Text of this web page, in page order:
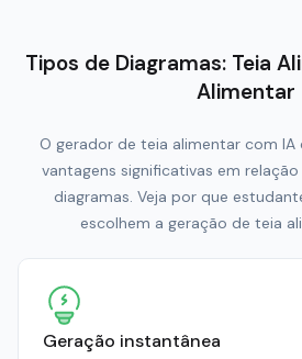
Tipos de Diagramas: Teia
Alimentar
O gerador de teia alimentar com
vantagens significativas em
diagramas. Veja por que
escolhem a geração de teia
Geração instantânea